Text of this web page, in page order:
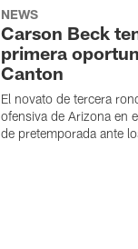
NEWS
Carson Beck
primera
Canton
El novato de tercera
ofensiva de Arizona en
de pretemporada ante